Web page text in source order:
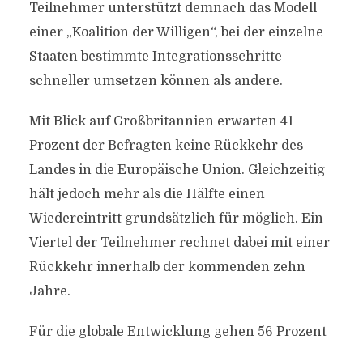
Teilnehmer unterstützt demnach das Modell
einer „Koalition der Willigen“, bei der einzelne
Staaten bestimmte Integrationsschritte
schneller umsetzen können als andere.
Mit Blick auf Großbritannien erwarten 41
Prozent der Befragten keine Rückkehr des
Landes in die Europäische Union. Gleichzeitig
hält jedoch mehr als die Hälfte einen
Wiedereintritt grundsätzlich für möglich. Ein
Viertel der Teilnehmer rechnet dabei mit einer
Rückkehr innerhalb der kommenden zehn
Jahre.
Für die globale Entwicklung gehen 56 Prozent